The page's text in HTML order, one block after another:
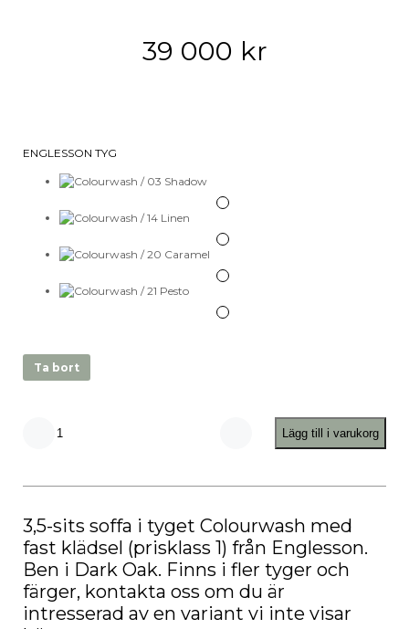
39 000 kr
ENGLESSON TYG
Ta bort
Howard
Lägg till i varukorg
3,5-sits soffa i tyget Colourwash med
fast klädsel (prisklass 1) från Englesson.
Ben i Dark Oak. Finns i fler tyger och
färger, kontakta oss om du är
intresserad av en variant vi inte visar